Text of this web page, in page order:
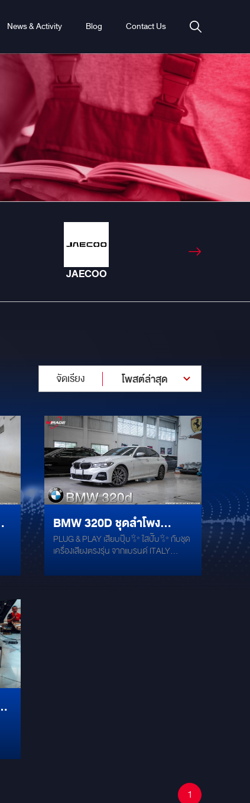
News & Activity Blog Contact Us
JAECOO
จัดเรียง โพสต์ล่าสุด
BMW 320D ชุดลำโพง
PLUG & PLAY เสียบปุ๊บ✨
ใสปั๊บ✨ กับชุดเครื่องเสียง
ตรงรุ่น จากแบรนด์ ITALY
PLUG & PLAY เสียบปุ๊บ✨ ใสปั๊บ✨ กับชุด
เครื่องเสียงตรงรุ่น จากแบรนด์ ITALY
☑ ลำโพงคู่หน้า-เซ็นเตอร์ AUDISON
1